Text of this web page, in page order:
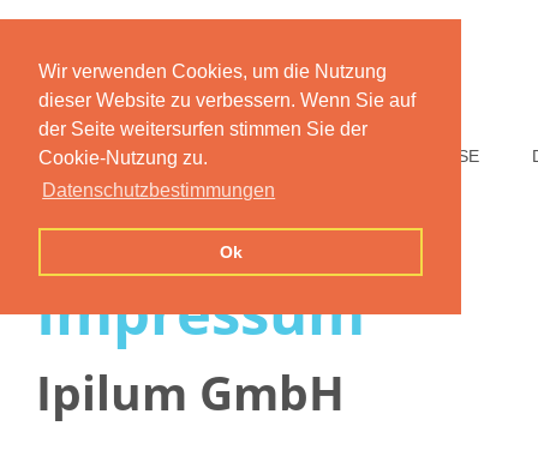
Wir verwenden Cookies, um die Nutzung
dieser Website zu verbessern. Wenn Sie auf
der Seite weitersurfen stimmen Sie der
Cookie-Nutzung zu.
Datenschutzbestimmungen
Ok
HOME PREISE
Impressum
Ipilum GmbH